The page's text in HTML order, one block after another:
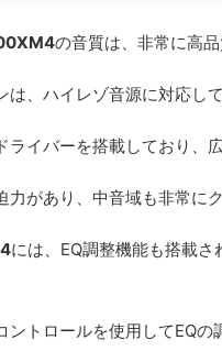
の音質は、非常に高品
は、ハイレゾ音源に対応し
ライバーを搭載しており、
力があり、中音域も非常に
には、EQ調整機能も搭載
ントロールを使用してEQの